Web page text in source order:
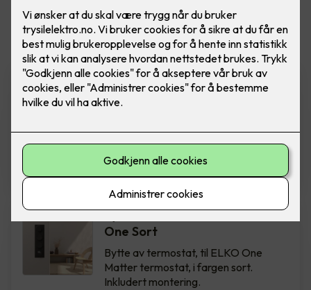
Vis flerefiltre
Bytte av termostat - ELKO
One Hvit
Matter termostat, i fargen hvit.
2,850,-
Bytte av termostat - ELKO
One Sort
Bytte av termostat, til ELKO One
Matter termostat, i fargen sort.
Inkludert montering.